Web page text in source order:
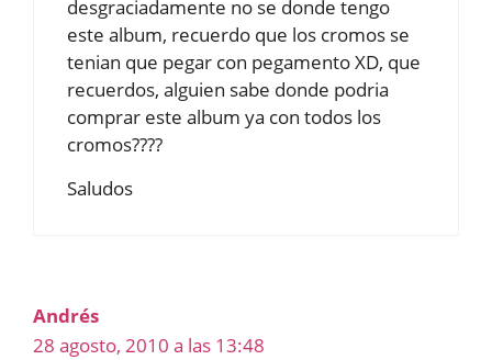
desgraciadamente no se donde tengo
este album, recuerdo que los cromos se
tenian que pegar con pegamento XD, que
recuerdos, alguien sabe donde podria
comprar este album ya con todos los
cromos????
Saludos
Andrés
28 agosto, 2010 a las 13:48